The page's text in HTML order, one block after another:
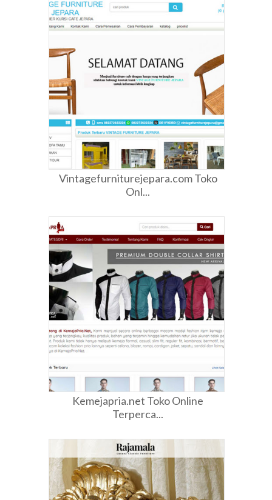
Vintagefurniturejepara.com Toko
Onl...
Kemejapria.net Toko Online
Terperca...